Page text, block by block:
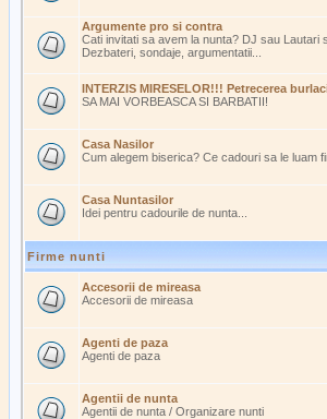
Argumente pro si contra
Cati invitati sa avem la nunta? DJ sau Lautari
Dezbateri, sondaje, argumentatii...
INTERZIS MIRESELOR!!! Petrecerea
SA MAI VORBEASCA SI BARBATII!
Casa Nasilor
Cum alegem biserica? Ce cadouri sa le luam
Casa Nuntasilor
Idei pentru cadourile de nunta...
Firme nunti
Accesorii de mireasa
Accesorii de mireasa
Agenti de paza
Agenti de paza
Agentii de nunta
Agentii de nunta / Organizare nunti